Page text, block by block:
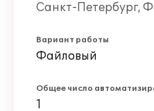
Санкт-Петербург,
Вариант работы
Файловый
Общее число
1